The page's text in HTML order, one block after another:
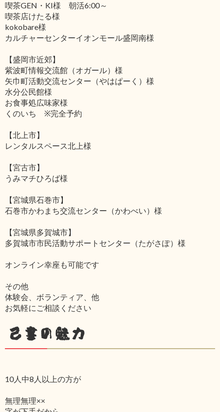
喫茶GEN・KI様 朝活6:00～
喫茶店けたる様
kokobare様
カルチャーセンターイオンモール盛岡南様
【盛岡市近郊】
紫波町情報交流館（オガール）様
矢巾町活動交流センター（やはぱーく）様
水分公民館様
お食事処広味家様
くのいち ※完全予約
【北上市】
レンタルスペース北上様
【宮古市】
うみマチひろば様
【宮城県石巻市】
石巻市かわまち交流センター（かわべい）様
【宮城県多賀城市】
多賀城市市民活動サポートセンター（たがさぽ）様
オンライン幸座も可能です
その他
体験会、ボランティア、他
お気軽にご相談ください
己書の魅力
10人中8人以上の方が
無理無理××